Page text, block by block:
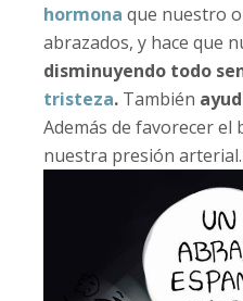
hormona que nuestro
abrazados, y hace que
disminuyendo todo
tristeza. También
Además de favorecer
nuestra presión arterial.